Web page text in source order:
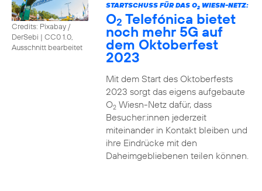
Credits: Pixabay /
DerSebi | CC0 1.0,
Ausschnitt bearbeitet
STARTSCHUSS FÜR DAS O2WIESN-NETZ:
O2 Telefónica bietet
noch mehr 5G auf
dem Oktoberfest
2023
Mit dem Start des Oktoberfests
2023 sorgt das eigens aufgebaute
O2Wiesn-Netz dafür, dass
Besucher:innen jederzeit
miteinander in Kontakt bleiben und
ihre Eindrücke mit den
Daheimgebliebenen teilen können.